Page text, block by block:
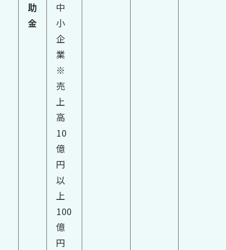
助
金
中
小
企
業
※
売
上
高
10
億
円
以
上
100
億
円